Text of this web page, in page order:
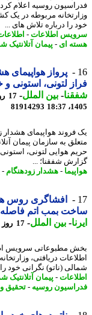
روسیه اعلام کرد: بنا
مربوطه در یک کشور
را درباره تلاش های ...
اطلاعات-اطلاعات-
ای- پیمان آتلانتیک
پرواز هواپیمای
لتونی، استونی و
-بین الملل-
81914293
هواپیمای هشدار
به سازمان پیمان
هوایی لتونی، استونی و
شفقنا؛ ...
-هشدار زودهنگام-
افشاگری روس ها
بمب اتم فاصله
-بین الملل-17 روز پیش - دوشنبه 29 تیر 1405، 17:20
مطبوعاتی سرویس
دریافتی، وزارتخانه
(ناتو) نگرانی خود را
-پیمان آتلانتیک شمالی
روسیه-تحقیق و